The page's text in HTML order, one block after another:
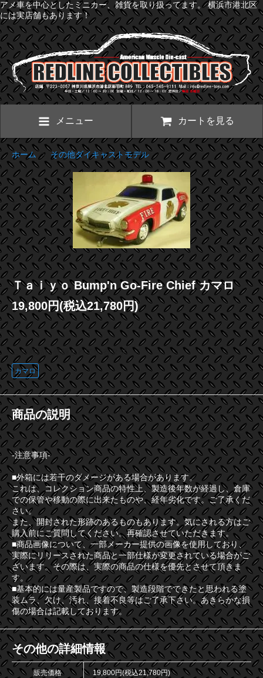
アメ車を中心としたミニカー、雑貨を取り扱ってます。 横浜市港北区
には実店舗もあります！
メニュー カートを見る
ホーム>その他ダイキャストモデル
Ｔａｉｙｏ Bump'n Go-Fire Chief カマロ
19,800円(税込21,780円)
この商品に登録されているタグ
カマロ
商品の説明
-注意事項-
■外箱には若干のダメージがある場合があります。
これは、コレクション商品の特性上、製造後年数が経過し、倉庫
での保管や移動の際に出来たものや、経年劣化です。ご了承くだ
さい。
また、開封された形跡のあるものもあります。気にされる方はご
購入前にご質問してください。再確認させていただきます。
■商品画像について、一部メーカー提供の画像を使用しており、
実際にリリースされた商品と一部仕様が変更されている場合がご
ざいます。その際は、実際の商品の仕様を優先とさせて頂きま
す。
■基本的には量産製品ですので、製造段階でできたと思われる塗
装ムラ、欠け、汚れ、接着不良等はご了承下さい。あきらかな損
傷の場合は記載しております。
その他の詳細情報
販売価格 19,800円(税込21,780円)